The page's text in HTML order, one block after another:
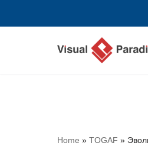
Home » TOGAF »